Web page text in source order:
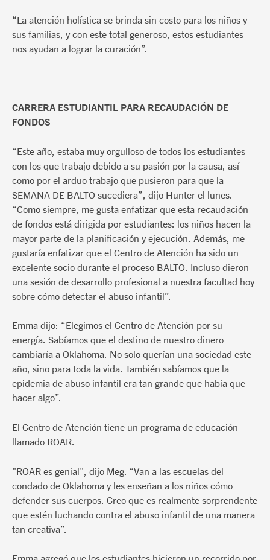
“La atención holística se brinda sin costo para los niños y
sus familias, y con este total generoso, estos estudiantes
nos ayudan a lograr la curación”.
CARRERA ESTUDIANTIL PARA RECAUDACIÓN DE
FONDOS
“Este año, estaba muy orgulloso de todos los estudiantes
con los que trabajo debido a su pasión por la causa, así
como por el arduo trabajo que pusieron para que la
SEMANA DE BALTO sucediera”, dijo Hunter el lunes.
“Como siempre, me gusta enfatizar que esta recaudación
de fondos está dirigida por estudiantes: los niños hacen la
mayor parte de la planificación y ejecución. Además, me
gustaría enfatizar que el Centro de Atención ha sido un
excelente socio durante el proceso BALTO. Incluso dieron
una sesión de desarrollo profesional a nuestra facultad hoy
sobre cómo detectar el abuso infantil”.
Emma dijo: “Elegimos el Centro de Atención por su
energía. Sabíamos que el destino de nuestro dinero
cambiaría a Oklahoma. No solo querían una sociedad este
año, sino para toda la vida. También sabíamos que la
epidemia de abuso infantil era tan grande que había que
hacer algo”.
El Centro de Atención tiene un programa de educación
llamado ROAR.
"ROAR es genial", dijo Meg. “Van a las escuelas del
condado de Oklahoma y les enseñan a los niños cómo
defender sus cuerpos. Creo que es realmente sorprendente
que estén luchando contra el abuso infantil de una manera
tan creativa”.